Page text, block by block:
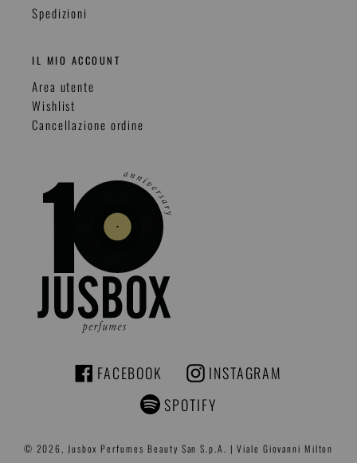
Spedizioni
IL MIO ACCOUNT
Area utente
Wishlist
Cancellazione ordine
FACEBOOK
FACEBOOK INSTAGRAM
INSTAGRAM
SPOTIFY
© 2026, Jusbox Perfumes Beauty San S.p.A. | Viale Giovanni Milton